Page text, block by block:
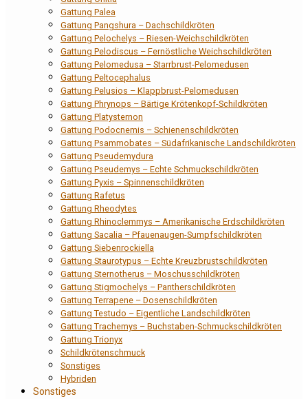
Gattung Palea
Gattung Pangshura – Dachschildkröten
Gattung Pelochelys – Riesen-Weichschildkröten
Gattung Pelodiscus – Fernöstliche Weichschildkröten
Gattung Pelomedusa – Starrbrust-Pelomedusen
Gattung Peltocephalus
Gattung Pelusios – Klappbrust-Pelomedusen
Gattung Phrynops – Bärtige Krötenkopf-Schildkröten
Gattung Platysternon
Gattung Podocnemis – Schienenschildkröten
Gattung Psammobates – Südafrikanische Landschildkröten
Gattung Pseudemydura
Gattung Pseudemys – Echte Schmuckschildkröten
Gattung Pyxis – Spinnenschildkröten
Gattung Rafetus
Gattung Rheodytes
Gattung Rhinoclemmys – Amerikanische Erdschildkröten
Gattung Sacalia – Pfauenaugen-Sumpfschildkröten
Gattung Siebenrockiella
Gattung Staurotypus – Echte Kreuzbrustschildkröten
Gattung Sternotherus – Moschusschildkröten
Gattung Stigmochelys – Pantherschildkröten
Gattung Terrapene – Dosenschildkröten
Gattung Testudo – Eigentliche Landschildkröten
Gattung Trachemys – Buchstaben-Schmuckschildkröten
Gattung Trionyx
Schildkrötenschmuck
Sonstiges
Hybriden
Sonstiges